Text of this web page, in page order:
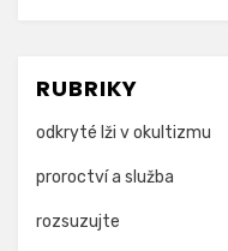
RUBRIKY
odkryté lži v okultizmu
proroctví a služba
rozsuzujte